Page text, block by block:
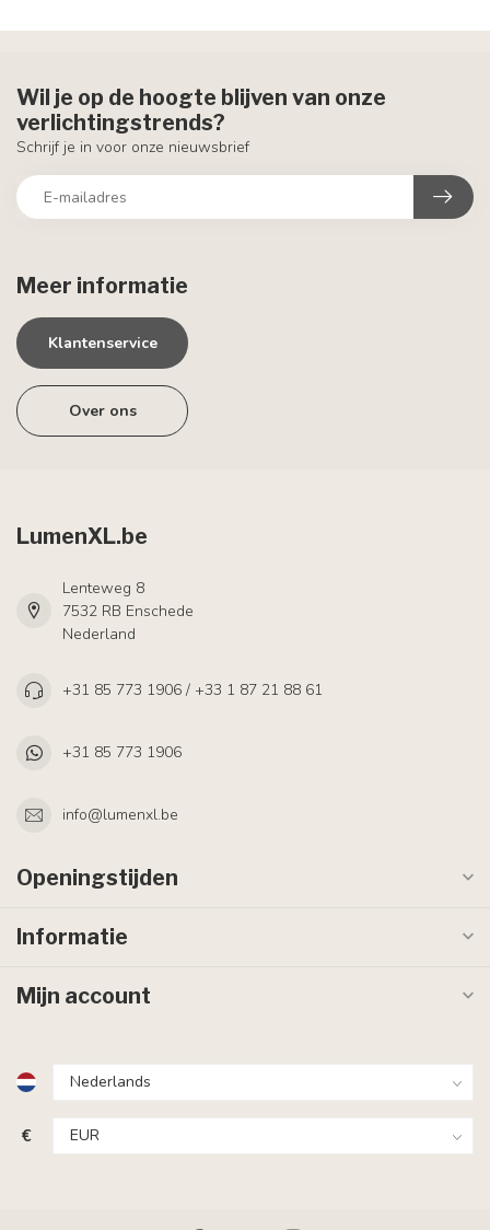
Meer informatie
Klantenservice
Over ons
Wil je op de hoogte blijven van onze
verlichtingstrends?
Schrijf je in voor onze nieuwsbrief
LumenXL.be
Lenteweg 8
7532 RB Enschede
Nederland
+31 85 773 1906 / +33 1 87 21 88 61
+31 85 773 1906
info@lumenxl.be
Openingstijden
Informatie
Mijn account
€